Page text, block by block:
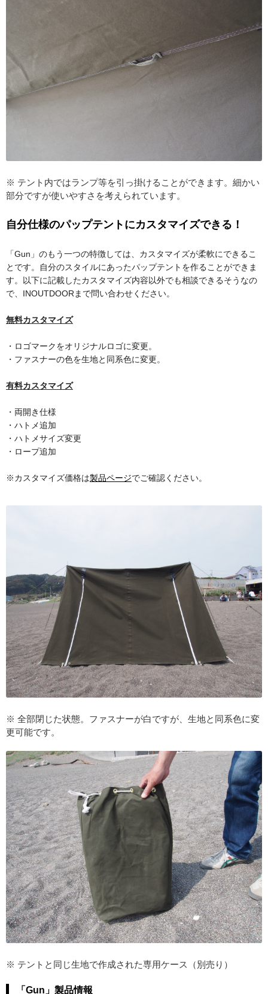
※ テント内ではランプ等を引っ掛けることができます。細かい
部分ですが使いやすさを考えられています。
自分仕様のパップテントにカスタマイズできる！
「Gun」のもう一つの特徴しては、カスタマイズが柔軟にできるこ
とです。自分のスタイルにあったパップテントを作ることができま
す。以下に記載したカスタマイズ内容以外でも相談できるそうなの
で、INOUTDOORまで問い合わせください。
無料カスタマイズ
・ロゴマークをオリジナルロゴに変更。
・ファスナーの色を生地と同系色に変更。
有料カスタマイズ
・両開き仕様
・ハトメ追加
・ハトメサイズ変更
・ロープ追加
※カスタマイズ価格は製品ページでご確認ください。
※ 全部閉じた状態。ファスナーが白ですが、生地と同系色に変
更可能です。
※ テントと同じ生地で作成された専用ケース（別売り）
「Gun」製品情報